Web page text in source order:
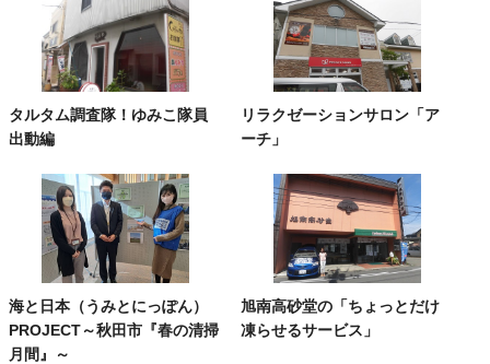
タルタム調査隊！ゆみこ隊員
出動編
リラクゼーションサロン「ア
ーチ」
海と日本（うみとにっぽん）
PROJECT～秋田市『春の清掃
月間』～
旭南高砂堂の「ちょっとだけ
凍らせるサービス」